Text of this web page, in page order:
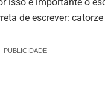
isso é importante o
de escrever:
PUBLICIDADE